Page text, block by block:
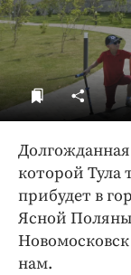
которой Тула
прибудет в
Ясной
нам.